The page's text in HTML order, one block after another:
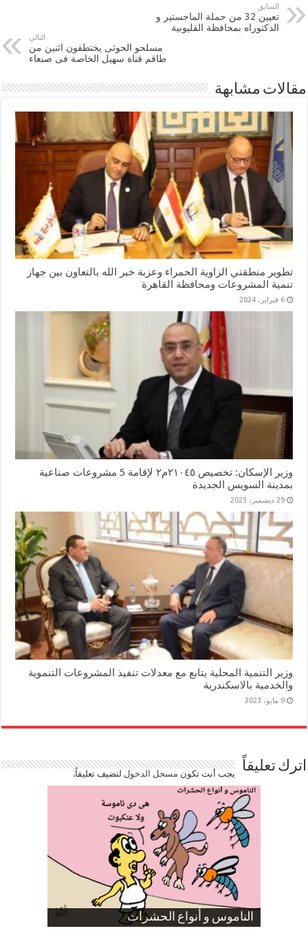
السابق
تعيين 32 من حملة الماجستير و
الدكتوراه بمحافظة القليوبية
التالي
مسلحو الحوثى يختطفون اثنين من
طاقم قناة سهيل الخاصة فى صنعاء
مقالات مشابهة
تطوير منطقتي الزاوية الحمراء وعزبة خير الله بالتعاون بين جهاز
تنمية المشروعات ومحافظة القاهرة
6 فبراير، 2024
وزير الإسكان: تخصيص ٢١٠٤٥م٢ لإقامة 5 مشروعات صناعية
بمدينة السويس الجديدة
29 ديسمبر، 2023
وزير التنمية المحلية يتابع مع معدلات تنفيذ المشروعات التنموية
والخدمية بالاسكندرية
9 مايو، 2023
اترك تعليقاً يجب أنت تكون مسجل الدخوللتضيف تعليقاً.
الناموس و أنواع الحشرات
الموظفين بعد ارتفاع الأسعار
ارتفاع نسبة الطلاق في مصر
صورة كاركاتيرية
صورة كاركاتيرية